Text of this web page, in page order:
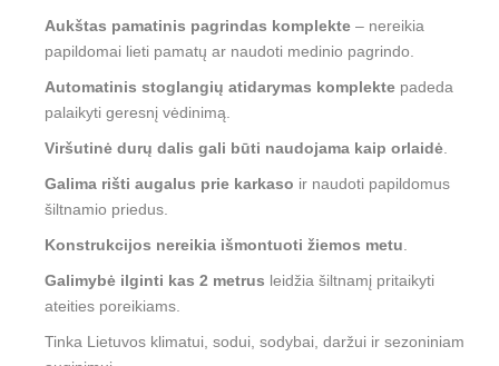
Aukštas pamatinis pagrindas komplekte – nereikia
papildomai lieti pamatų ar naudoti medinio pagrindo.
Automatinis stoglangių atidarymas komplekte padeda
palaikyti geresnį vėdinimą.
Viršutinė durų dalis gali būti naudojama kaip orlaidė
Galima rišti augalus prie karkaso ir naudoti papildomus
šiltnamio priedus.
Konstrukcijos nereikia išmontuoti žiemos metu
Galimybė ilginti kas 2 metrus leidžia šiltnamį pritaikyti
ateities poreikiams.
Tinka Lietuvos klimatui, sodui, sodybai, daržui ir sezoniniam